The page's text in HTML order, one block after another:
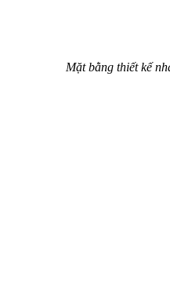
Mặt bằng thiết kế